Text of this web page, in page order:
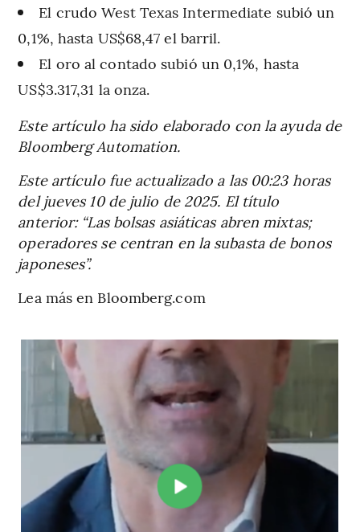
El crudo West Texas Intermediate subió un
0,1%, hasta US$68,47 el barril.
El oro al contado subió un 0,1%, hasta
US$3.317,31 la onza.
Este artículo ha sido elaborado con la ayuda de
Bloomberg Automation.
Este artículo fue actualizado a las 00:23 horas
del jueves 10 de julio de 2025. El título
anterior: “Las bolsas asiáticas abren mixtas;
operadores se centran en la subasta de bonos
japoneses”.
Lea más en Bloomberg.com